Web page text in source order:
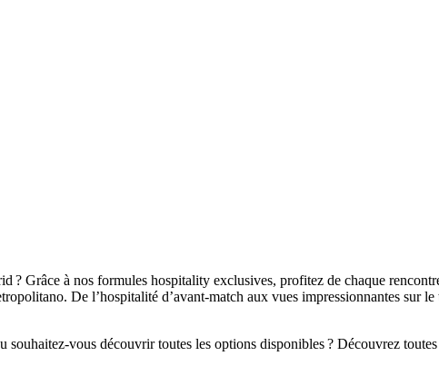
Grâce à nos formules hospitality exclusives, profitez de chaque
De l’hospitalité d’avant‑match aux vues impressionnantes sur
découvrir toutes les options disponibles ? Découvrez